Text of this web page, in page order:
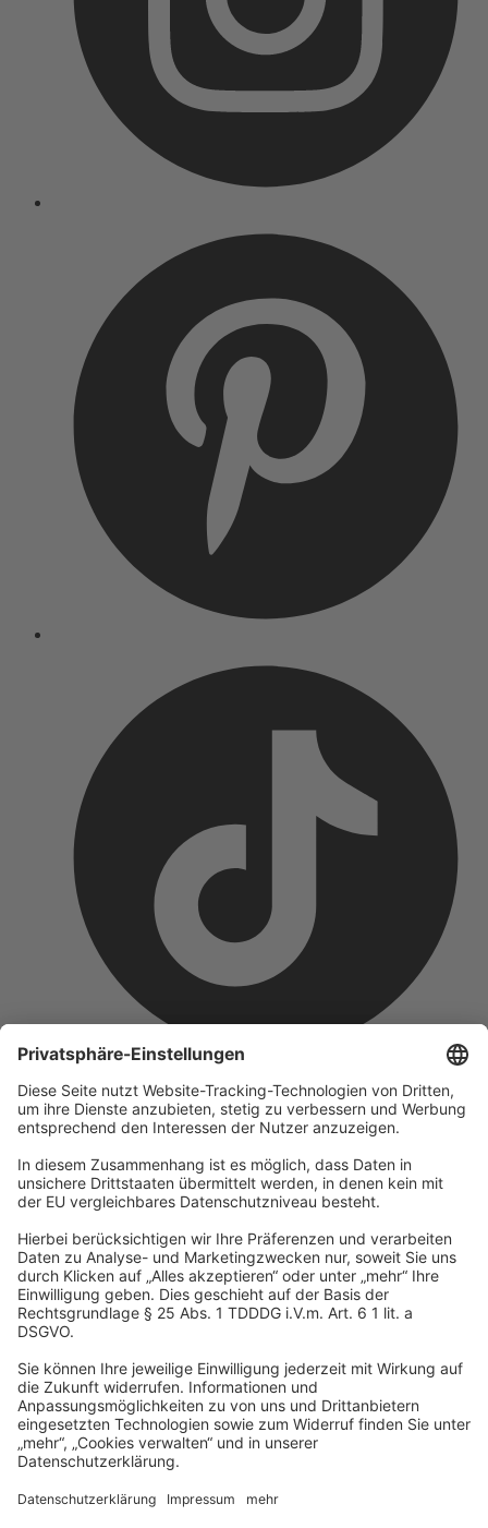
Unternehmen
Wir sind Teil der REWE Group und ihrer Touristiksparte
DERTOUR Group. Damit gehören wir zu einer der größten
touristischen Unternehmensgruppen in Europa.
© 2026A-ROSA Hotels
Presse
Datenschutz